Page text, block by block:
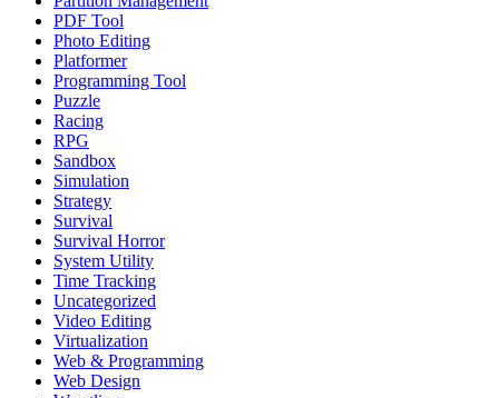
PDF Tool
Photo Editing
Platformer
Programming Tool
Puzzle
Racing
RPG
Sandbox
Simulation
Strategy
Survival
Survival Horror
System Utility
Time Tracking
Uncategorized
Video Editing
Virtualization
Web & Programming
Web Design